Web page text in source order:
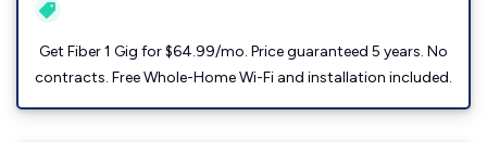
Get Fiber 1 Gig for $64.99/mo. Price guaranteed 5 years. No
contracts. Free Whole-Home Wi-Fi and installation included.